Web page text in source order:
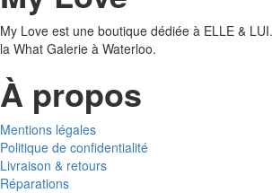
My Love est une boutique dédiée à ELLE &
la What Galerie à Waterloo.
À propos
Mentions légales
Politique de confidentialité
Livraison & retours
Réparations